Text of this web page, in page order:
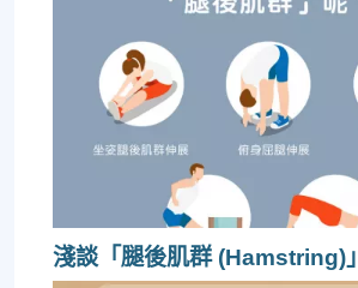
淺談「腿後肌群 (Hamstring)」